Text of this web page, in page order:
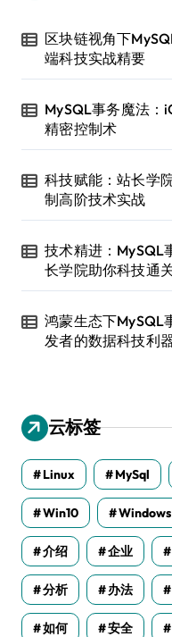
区块链视角下
端科技实战精要
MySQL事务魔法：
精密控制术
科技赋能：站长学
制高阶技术实战
技术精进：MySQL
长学院助你科技通
鸿蒙生态下MySQL
发者的数据科技利
云标签
Linux MySql
Win10 Windows
介绍 企业
分析 办法
如何 安全